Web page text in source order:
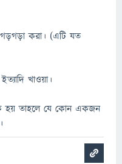
করা। (এটি যত
খাওয়া।
হয় তাহলে যে কোন একজন